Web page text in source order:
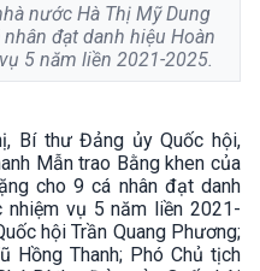
nước Hà Thị Mỹ Dung
đạt danh hiệu Hoàn
5 năm liền 2021-2025.
Bí thư Đảng ủy Quốc hội,
Mẫn trao Bằng khen của
cho 9 cá nhân đạt danh
nhiệm vụ 5 năm liền 2021-
hội Trần Quang Phương;
Hồng Thanh; Phó Chủ tịch